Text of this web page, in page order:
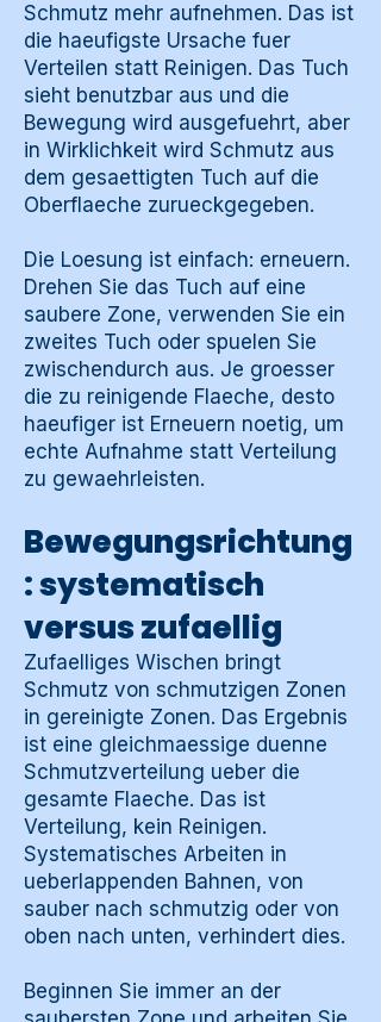
Schmutz mehr aufnehmen. Das ist
die haeufigste Ursache fuer
Verteilen statt Reinigen. Das Tuch
sieht benutzbar aus und die
Bewegung wird ausgefuehrt, aber
in Wirklichkeit wird Schmutz aus
dem gesaettigten Tuch auf die
Oberflaeche zurueckgegeben.
Die Loesung ist einfach: erneuern.
Drehen Sie das Tuch auf eine
saubere Zone, verwenden Sie ein
zweites Tuch oder spuelen Sie
zwischendurch aus. Je groesser
die zu reinigende Flaeche, desto
haeufiger ist Erneuern noetig, um
echte Aufnahme statt Verteilung
zu gewaehrleisten.
Bewegungsrichtung
: systematisch
versus zufaellig
Zufaelliges Wischen bringt
Schmutz von schmutzigen Zonen
in gereinigte Zonen. Das Ergebnis
ist eine gleichmaessige duenne
Schmutzverteilung ueber die
gesamte Flaeche. Das ist
Verteilung, kein Reinigen.
Systematisches Arbeiten in
ueberlappenden Bahnen, von
sauber nach schmutzig oder von
oben nach unten, verhindert dies.
Beginnen Sie immer an der